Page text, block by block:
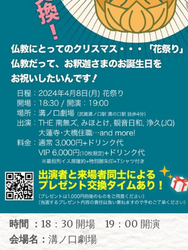
時間 ： 18：30 開場 19：00 開演
会場名： 溝ノ口劇場